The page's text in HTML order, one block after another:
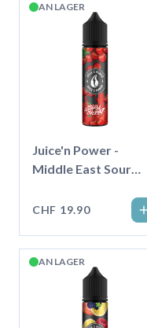
AN LAGER
Juice'n Power -
Middle East Sour
Shortfill
CHF 19.90
AN LAGER